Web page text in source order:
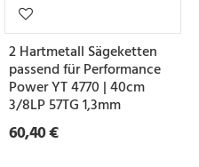
2 Hartmetall Sägeketten
passend für Performance
Power YT 4770 | 40cm
3/8LP 57TG 1,3mm
60,40 €